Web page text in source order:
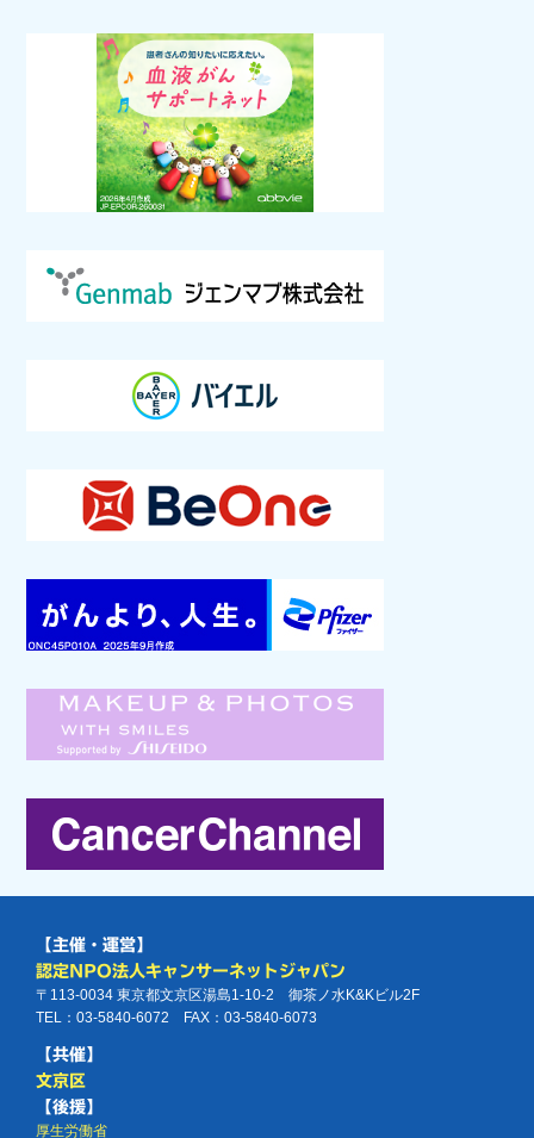
【主催・運営】
認定NPO法人キャンサーネットジャパン
〒113-0034 東京都文京区湯島1-10-2 御茶ノ水K&Kビル2F
TEL：03-5840-6072 FAX：03-5840-6073
【共催】
文京区
【後援】
厚生労働省